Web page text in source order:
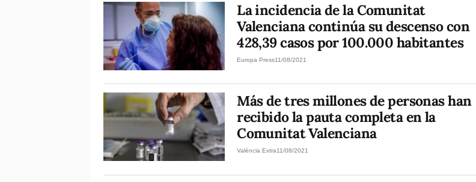
La incidencia de la Comunitat
Valenciana continúa su descenso con
428,39 casos por 100.000 habitantes
Europa Press11/08/2021
Más de tres millones de personas han
recibido la pauta completa en la
Comunitat Valenciana
València Extra11/08/2021